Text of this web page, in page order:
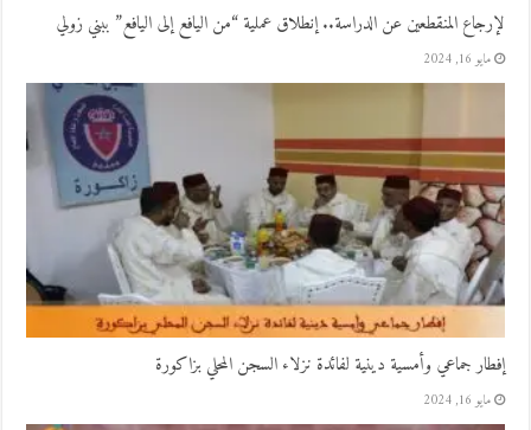
لإرجاع المنقطعين عن الدراسة.. إنطلاق عملية “من اليافع إلى اليافع” ببني زولي
مايو 16, 2024
إفطار جماعي وأمسية دينية لفائدة نزلاء السجن المحلي بزاكورة
مايو 16, 2024